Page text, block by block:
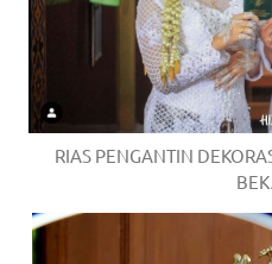
RIAS PENGANTIN